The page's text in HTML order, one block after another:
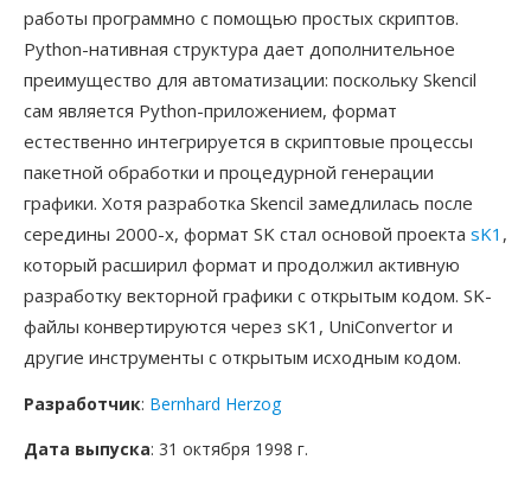
работы программно с помощью простых скриптов.
Python-нативная структура дает дополнительное
преимущество для автоматизации: поскольку Skencil
сам является Python-приложением, формат
естественно интегрируется в скриптовые процессы
пакетной обработки и процедурной генерации
графики. Хотя разработка Skencil замедлилась после
середины 2000-х, формат SK стал основой проекта sK1 ,
который расширил формат и продолжил активную
разработку векторной графики с открытым кодом. SK-
файлы конвертируются через sK1, UniConvertor и
другие инструменты с открытым исходным кодом.
Разработчик: Bernhard Herzog
Дата выпуска: 31 октября 1998 г.